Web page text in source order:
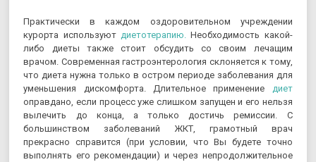
Практически в каждом оздоровительном учреждении
курорта используют диетотерапию.
Необходимость какой-
либо диеты также стоит обсудить со своим лечащим
врачом. Современная гастроэнтерология склоняется к тому,
что диета нужна только в остром периоде заболевания для
уменьшения дискомфорта. Длительное применение диет
оправдано, если процесс уже слишком запущен и его нельзя
вылечить до конца, а только достичь ремиссии. С
большинством заболеваний ЖКТ, грамотный врач
прекрасно справится (при условии, что Вы будете точно
выполнять его рекомендации) и через непродолжительное